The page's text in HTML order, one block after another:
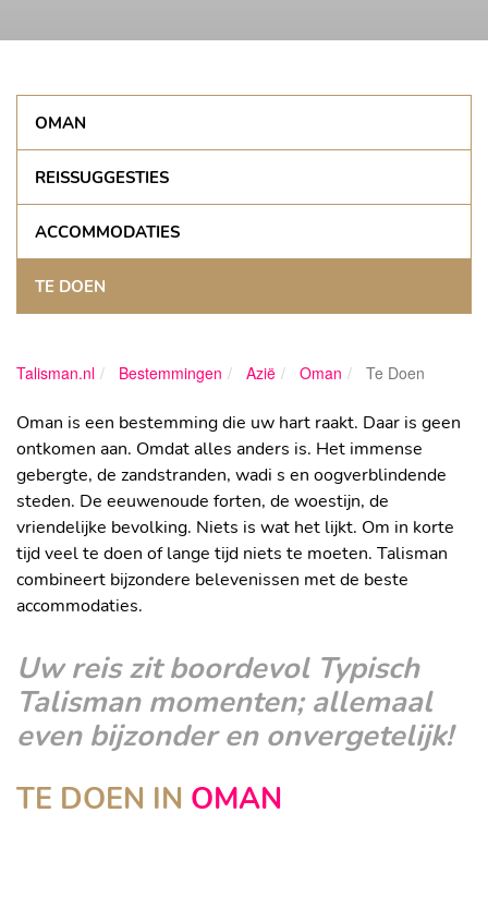
OMAN
REISSUGGESTIES
ACCOMMODATIES
TE DOEN
Talisman.nl Bestemmingen Azië Oman Te Doen
Oman is een bestemming die uw hart raakt. Daar is geen
ontkomen aan. Omdat alles anders is. Het immense
gebergte, de zandstranden, wadi s en oogverblindende
steden. De eeuwenoude forten, de woestijn, de
vriendelijke bevolking. Niets is wat het lijkt. Om in korte
tijd veel te doen of lange tijd niets te moeten. Talisman
combineert bijzondere belevenissen met de beste
accommodaties.
Uw reis zit boordevol Typisch
Talisman momenten; allemaal
even bijzonder en onvergetelijk!
TE DOEN IN OMAN